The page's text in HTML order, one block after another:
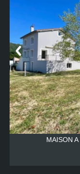
MAISON